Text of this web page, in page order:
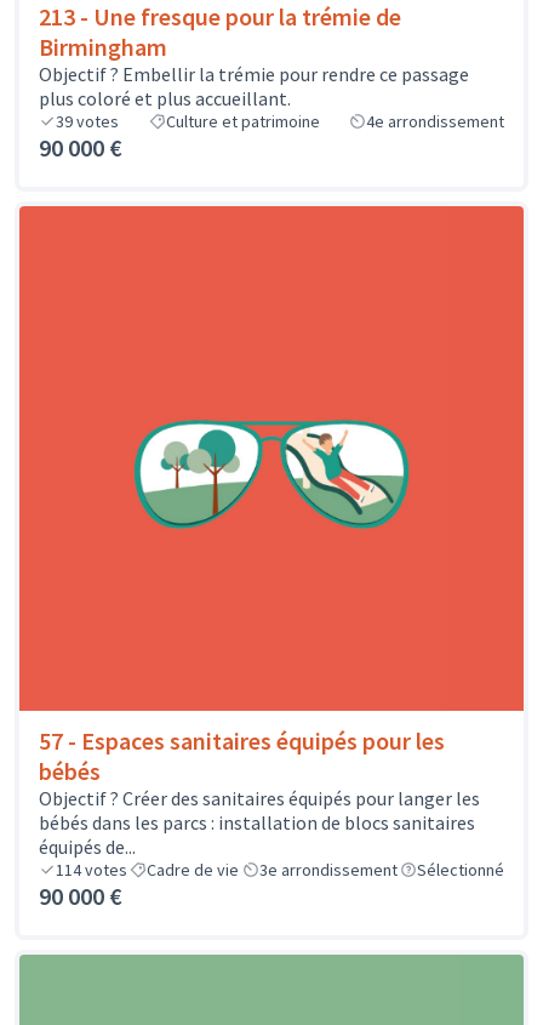
213 - Une fresque pour la trémie de
Birmingham
Objectif ? Embellir la trémie pour rendre ce passage
plus coloré et plus accueillant.
39votes Culture et patrimoine 4e arrondissement
90 000 €
57 - Espaces sanitaires équipés pour les
bébés
Objectif ? Créer des sanitaires équipés pour langer les
bébés dans les parcs : installation de blocs sanitaires
équipés de...
114votes Cadre de vie 3e arrondissement Sélectionné
90 000 €